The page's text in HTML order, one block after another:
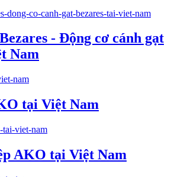
- Động cơ cánh gạt
Nam
tại Việt Nam
AKO tại Việt Nam